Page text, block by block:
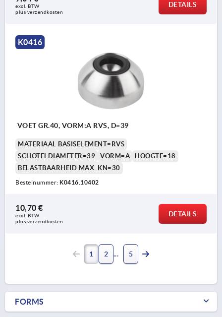
excl. BTW
plus verzendkosten
DETAILS
K0416
VOET GR.40, VORM:A RVS, D=39
MATERIAAL BASISELEMENT=RVS
SCHOTELDIAMETER=39
VORM=A
HOOGTE=18
BELASTBAARHEID MAX. KN=30
Bestelnummer: K0416.10402
10,70 €
excl. BTW
plus verzendkosten
DETAILS
1 2 5
FORMS